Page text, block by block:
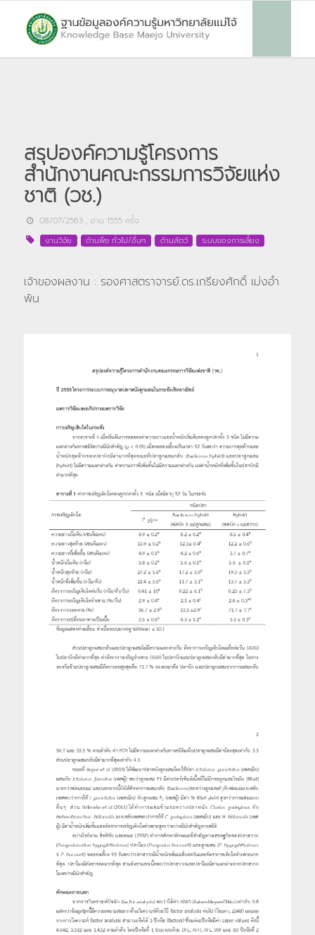
สรุปองค์ความรู้โครงการ
สำนักงานคณะกรรมการวิจัยแห่ง
ชาติ (วช.)
08/07/2563, อ่าน 1555ครั้ง
งานวิจัย
ด้านพืช ทั่วไป/อื่นๆ ด้านสัตว์ ระบบของการเลี้ยง
เจ้าของผลงาน : รองศาสตราจารย์.ดร.เกรียงศักดิ์ เม่งอำ
พัน